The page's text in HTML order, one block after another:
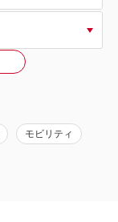
モビリティ